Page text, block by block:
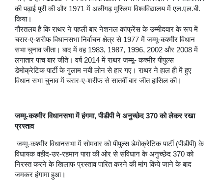
की पढ़ाई पूरी की और 1971 में अलीगढ़ मुस्लिम विश्वविद्यालय में एल.एल.बी.
किया।
गौरतलब है कि राथर ने पहली बार नेशनल कांफ्रेंस के उम्मीदवार के रूप में
चरार-ए-शरीफ विधानसभा निर्वाचन क्षेत्र से 1977 में जम्मू-कश्मीर विधान
सभा चुनाव जीता। बाद में वह 1983, 1987, 1996, 2002 और 2008 में
लगातार पांच बार जीते। वर्ष 2014 में राथर जम्मू- कश्मीर पीपुल्स
डेमोक्रेटिक पार्टी के गुलाम नबी लोन से हार गए। राथर ने हाल ही में हुए
विधान सभा चुनाव में चरार-ए-शरीफ से सातवीं बार जीत हासिल की।
जम्मू-कश्मीर विधानसभा में हंगमा, पीडीपी ने अनुच्छेद 370 को लेकर रखा
प्रस्ताव
जम्मू-कश्मीर विधानसभा में सोमवार को पीपुल्स डेमोक्रेटिक पार्टी (पीडीपी) के
विधायक वहीद-उर-रहमान पारा की ओर से संविधान के अनुच्छेद 370 को
निरस्त करने के खिलाफ प्रस्ताव पारित करने की मांग किये जाने के बाद
जमकर हंगामा हुआ।